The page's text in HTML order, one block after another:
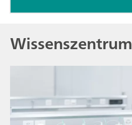
Wissenszentrum